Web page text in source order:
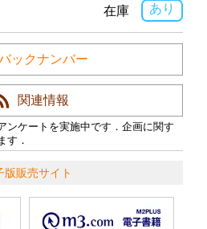
あり
在庫
ックナンバー
関連情報
ンケートを実施中です．企画に関す
す．
版販売サイト